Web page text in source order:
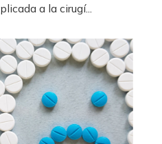
a la cirugí...